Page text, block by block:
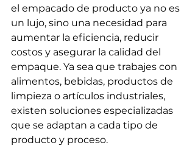
el empacado de producto ya no es
un lujo, sino una necesidad para
aumentar la eficiencia, reducir
costos y asegurar la calidad del
empaque. Ya sea que trabajes con
alimentos, bebidas, productos de
limpieza o artículos industriales,
existen soluciones especializadas
que se adaptan a cada tipo de
producto y proceso.